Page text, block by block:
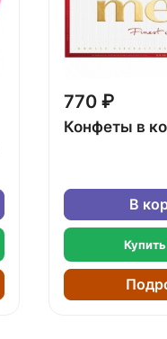
770 ₽
Конфеты в
В